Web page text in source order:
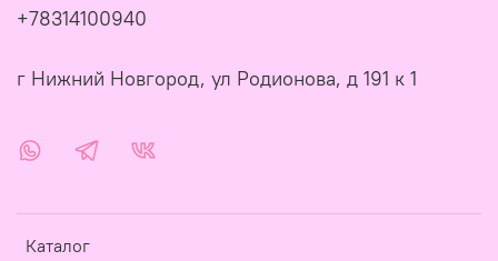
Каталог
+78314100940
г Нижний Новгород, ул Родионова, д 191 к 1